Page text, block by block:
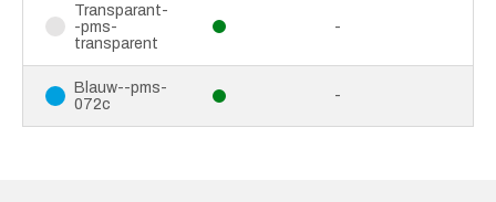
Transparant-
-pms-
transparent
-
Blauw--pms-
072c
-